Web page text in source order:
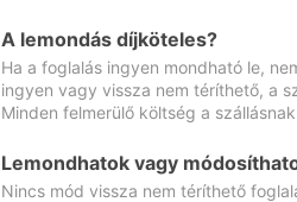
A lemondás díjköteles?
Ha a foglalás ingyen mondható le,
ingyen vagy vissza nem téríthető, a
Minden felmerülő költség a
Lemondhatok vagy
Nincs mód vissza nem téríthető